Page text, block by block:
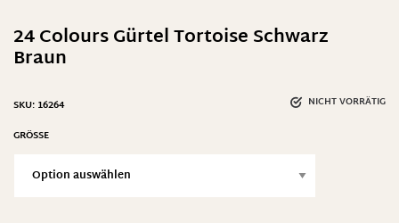
24 Colours Gürtel Tortoise Schwarz
Braun
NICHT VORRÄTIG
SKU: 16264
GRÖSSE